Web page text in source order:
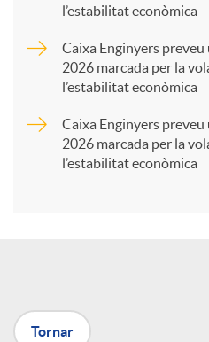
a
l’estabilitat econòmica
Caixa Enginyers
2026 marcada per la
l’estabilitat econòmica
Caixa Enginyers
2026 marcada per la
l’estabilitat econòmica
Tornar